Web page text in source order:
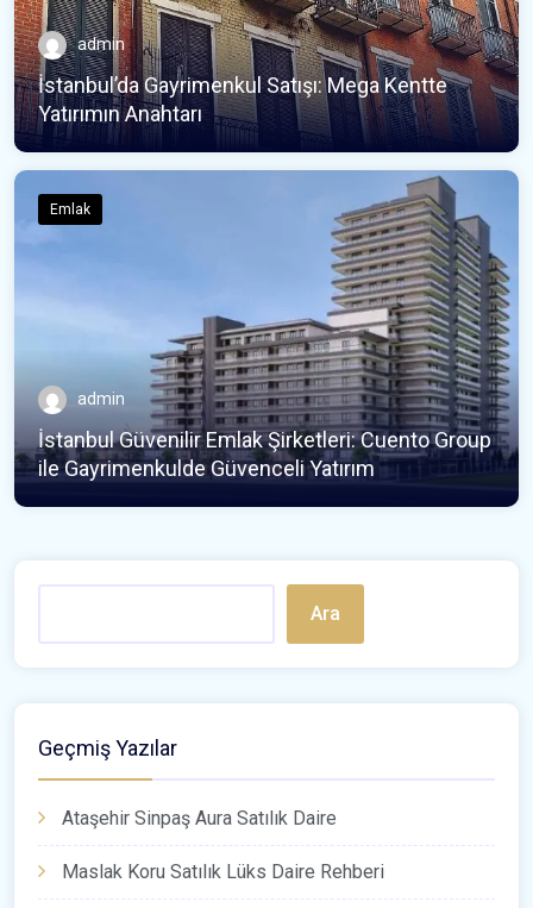
admin
İstanbul’da Gayrimenkul Satışı: Mega Kentte
Yatırımın Anahtarı
Emlak
admin
İstanbul Güvenilir Emlak Şirketleri: Cuento Group
ile Gayrimenkulde Güvenceli Yatırım
Ara
Geçmiş Yazılar
Ataşehir Sinpaş Aura Satılık Daire
Maslak Koru Satılık Lüks Daire Rehberi